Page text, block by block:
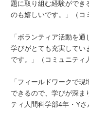
題に取り組む経験ができ
のも嬉しいです。」（コ
「ボランティア活動を
学びがとても充実してい
です。」（コミュニティ
「フィールドワークで
できるので、学びが深ま
ティ人間科学部4年・Yさ